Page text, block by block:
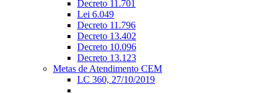
Decreto 11.701
Lei 6.049
Decreto 11.796
Decreto 13.402
Decreto 10.096
Decreto 13.123
Metas de Atendimento CEM
LC 360, 27/10/2019